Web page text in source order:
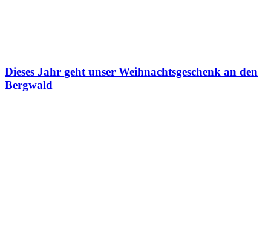
Dieses Jahr geht unser Weihnachtsgeschenk an den
Bergwald